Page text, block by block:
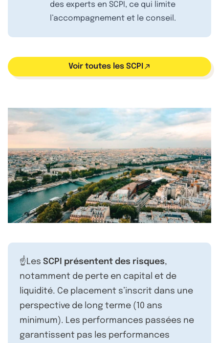
des experts en SCPI, ce qui limite
l’accompagnement et le conseil.
Voir toutes les SCPI
☝️Les SCPI présentent des risques,
notamment de perte en capital et de
liquidité. Ce placement s’inscrit dans une
perspective de long terme (10 ans
minimum). Les performances passées ne
garantissent pas les performances